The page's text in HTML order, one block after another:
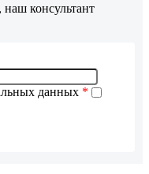
консультант
данных *